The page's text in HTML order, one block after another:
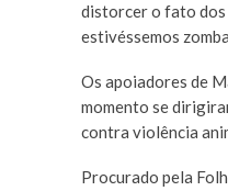
distorcer o fato
estivéssemos
Os apoiadores de
momento se
contra violência
Procurado pela